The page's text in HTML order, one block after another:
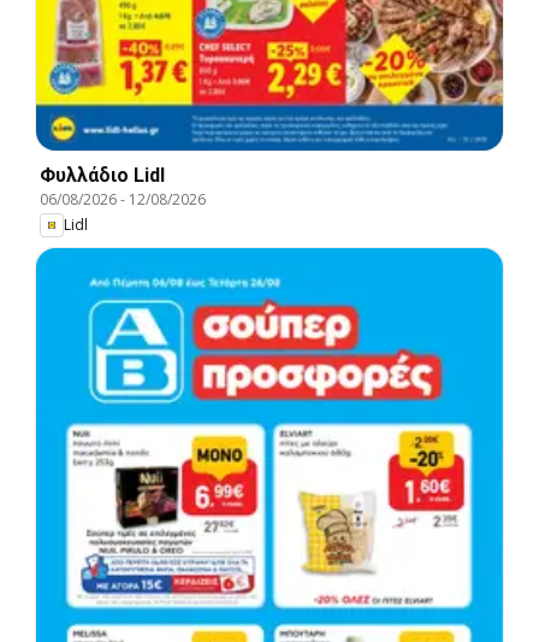
Φυλλάδιο Lidl
06/08/2026- 12/08/2026
Lidl